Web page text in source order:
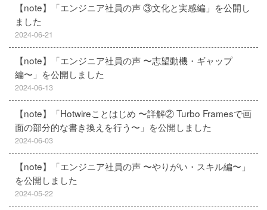
【note】「エンジニア社員の声 ③文化と実感編」を公開し
ました
2024-06-21
【note】「エンジニア社員の声 〜志望動機・ギャップ
編〜」を公開しました
2024-06-13
【note】「Hotwireことはじめ 〜詳解② Turbo Framesで画
面の部分的な書き換えを行う〜」を公開しました
2024-06-03
【note】「エンジニア社員の声 〜やりがい・スキル編〜」
を公開しました
2024-05-22